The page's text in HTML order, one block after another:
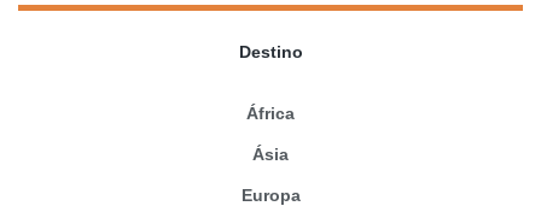
Destino
África
Ásia
Europa